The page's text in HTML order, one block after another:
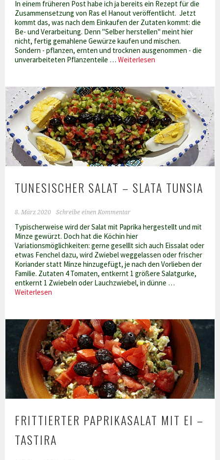
In einem früheren Post habe ich ja bereits ein Rezept für die
Zusammensetzung von Ras el Hanout veröffentlicht. Jetzt
kommt das, was nach dem Einkaufen der Zutaten kommt: die
Be- und Verarbeitung. Denn "Selber herstellen" meint hier
nicht, fertig gemahlene Gewürze kaufen und mischen.
Sondern - pflanzen, ernten und trocknen ausgenommen - die
unverarbeiteten Pflanzenteile …Weiterlesen
selber
herstellen
TUNESISCHER SALAT – SLATA TUNSIA
8. März 2020 Schreibe einen Kommentar
Typischerweise wird der Salat mit Paprika hergestellt und mit
Minze gewürzt. Doch hat die Köchin hier
Variationsmöglichkeiten: gerne geselllt sich auch Eissalat oder
etwas Fenchel dazu, wird Zwiebel weggelassen oder frischer
Koriander statt Minze hinzugefügt, je nach den Vorlieben der
Familie. Zutaten 4 Tomaten, entkernt 1 größere Salatgurke,
entkernt 1 Zwiebeln oder Lauchzwiebel, in dünne …
Weiterlesen
Slata
Tunsia
FRITTIERTER PAPRIKASALAT MIT EI –
TASTIRA